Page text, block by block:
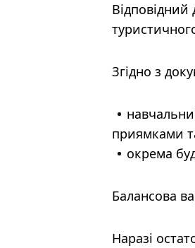
Відповідний
Згідно з
приямками
окрема
Балансова
Наразі